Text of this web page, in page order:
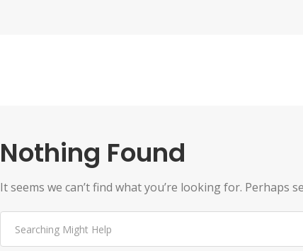
Nothing Found
It seems we can’t find what you’re looking for. Perhaps